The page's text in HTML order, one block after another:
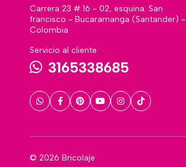
Carrera 23 # 16 - 02, esquina. San
francisco - Bucaramanga (Santander) -
Colombia
Servicio al cliente
3165338685
© 2026 Bricolaje